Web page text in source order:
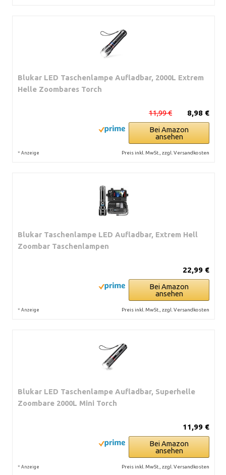
Blukar LED Taschenlampe Aufladbar, 2000L Extrem
Helle Zoombares Torch
8,98 €
11,99 €
Bei Amazon
ansehen
* Anzeige Preis inkl. MwSt., zzgl. Versandkosten
Blukar Taschenlampe LED Aufladbar, Extrem Hell
Zoombar Taschenlampen
22,99 €
Bei Amazon
ansehen
* Anzeige Preis inkl. MwSt., zzgl. Versandkosten
Blukar LED Taschenlampe Aufladbar, Superhelle
Zoombare 2000L Mini Torch
11,99 €
Bei Amazon
ansehen
* Anzeige Preis inkl. MwSt., zzgl. Versandkosten